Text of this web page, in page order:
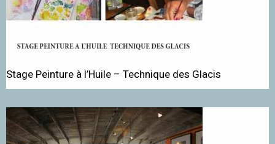
Stage Peinture à l’Huile – Technique des Glacis